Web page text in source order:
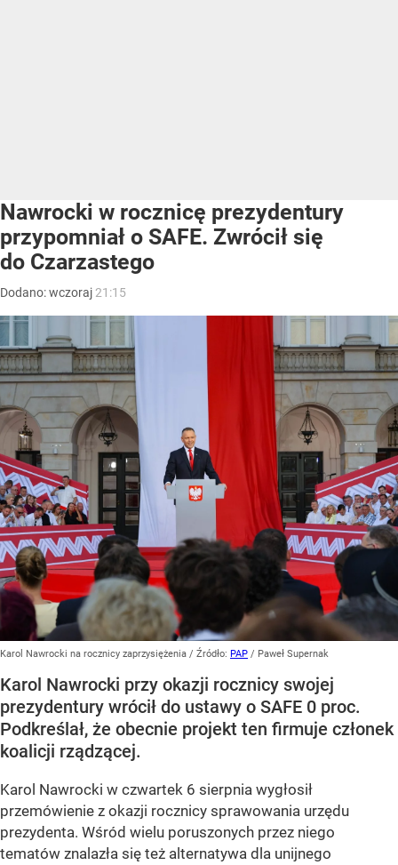
Nawrocki w rocznicę prezydentury
przypomniał o SAFE. Zwrócił się
do Czarzastego
Dodano:wczoraj 21:15
Karol Nawrocki na rocznicy zaprzysiężenia / Źródło: PAP / Paweł Supernak
Karol Nawrocki przy okazji rocznicy swojej
prezydentury wrócił do ustawy o SAFE 0 proc.
Podkreślał, że obecnie projekt ten firmuje członek
koalicji rządzącej.
Karol Nawrocki w czwartek 6 sierpnia wygłosił
przemówienie z okazji rocznicy sprawowania urzędu
prezydenta. Wśród wielu poruszonych przez niego
tematów znalazła się też alternatywa dla unijnego